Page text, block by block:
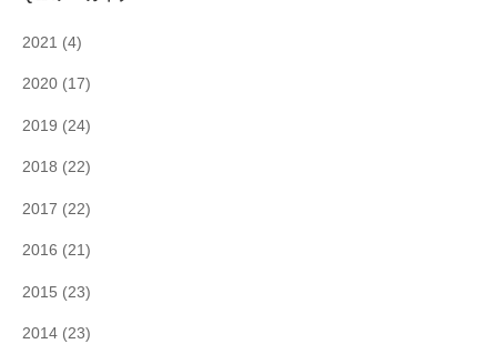
2021 (4)
2020 (17)
2019 (24)
2018 (22)
2017 (22)
2016 (21)
2015 (23)
2014 (23)